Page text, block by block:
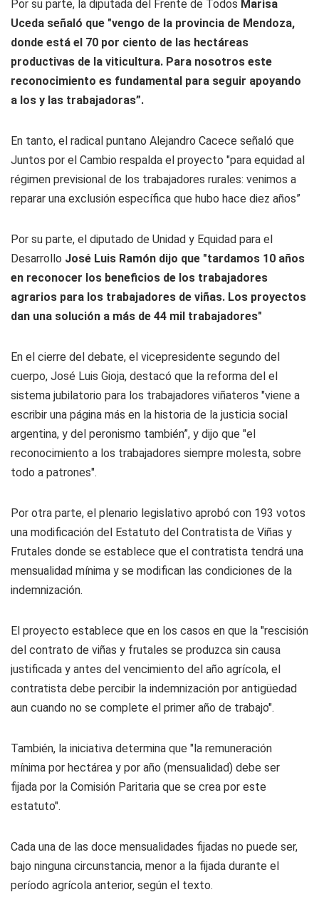
Por su parte, la diputada del Frente de Todos Marisa
Uceda señaló que "vengo de la provincia de Mendoza,
donde está el 70 por ciento de las hectáreas
productivas de la viticultura. Para nosotros este
reconocimiento es fundamental para seguir apoyando
a los y las trabajadoras”.
En tanto, el radical puntano Alejandro Cacece señaló que
Juntos por el Cambio respalda el proyecto "para equidad al
régimen previsional de los trabajadores rurales: venimos a
reparar una exclusión específica que hubo hace diez años”
Por su parte, el diputado de Unidad y Equidad para el
Desarrollo José Luis Ramón dijo que "tardamos 10 años
en reconocer los beneficios de los trabajadores
agrarios para los trabajadores de viñas. Los proyectos
dan una solución a más de 44 mil trabajadores"
En el cierre del debate, el vicepresidente segundo del
cuerpo, José Luis Gioja, destacó que la reforma del el
sistema jubilatorio para los trabajadores viñateros "viene a
escribir una página más en la historia de la justicia social
argentina, y del peronismo también”, y dijo que "el
reconocimiento a los trabajadores siempre molesta, sobre
todo a patrones".
Por otra parte, el plenario legislativo aprobó con 193 votos
una modificación del Estatuto del Contratista de Viñas y
Frutales donde se establece que el contratista tendrá una
mensualidad mínima y se modifican las condiciones de la
indemnización.
El proyecto establece que en los casos en que la "rescisión
del contrato de viñas y frutales se produzca sin causa
justificada y antes del vencimiento del año agrícola, el
contratista debe percibir la indemnización por antigüedad
aun cuando no se complete el primer año de trabajo".
También, la iniciativa determina que "la remuneración
mínima por hectárea y por año (mensualidad) debe ser
fijada por la Comisión Paritaria que se crea por este
estatuto".
Cada una de las doce mensualidades fijadas no puede ser,
bajo ninguna circunstancia, menor a la fijada durante el
período agrícola anterior, según el texto.